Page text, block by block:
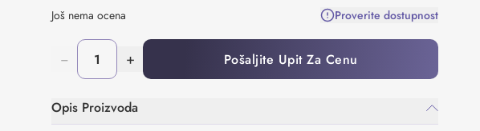
Još nema ocena Proverite dostupnost
− + Pošaljite Upit Za Cenu
Opis Proizvoda